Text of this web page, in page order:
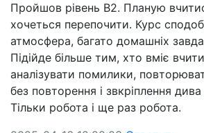
Пройшов рівень B2. Планую
хочеться перепочити. Курс
атмосфера, багато домашніх
Підійде більше тим, хто вміє
аналізувати помилики,
без повторення і звкріплення
Тільки робота і ще раз робота.